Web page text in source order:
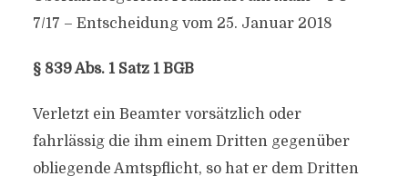
7/17 – Entscheidung vom 25. Januar 2018
§ 839 Abs. 1 Satz 1 BGB
Verletzt ein Beamter vorsätzlich oder
fahrlässig die ihm einem Dritten gegenüber
obliegende Amtspflicht, so hat er dem Dritten